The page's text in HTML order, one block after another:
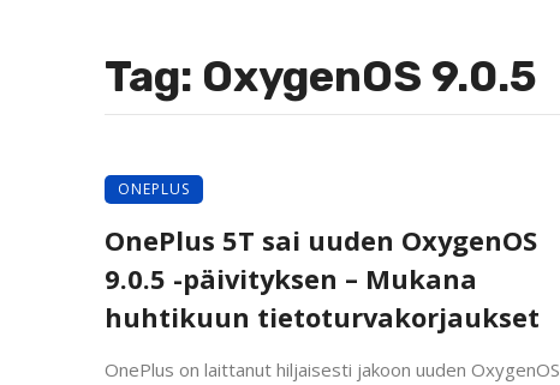
Tag: OxygenOS 9.0.5
ONEPLUS
OnePlus 5T sai uuden OxygenOS
9.0.5 -päivityksen – Mukana
huhtikuun tietoturvakorjaukset
OnePlus on laittanut hiljaisesti jakoon uuden OxygenOS